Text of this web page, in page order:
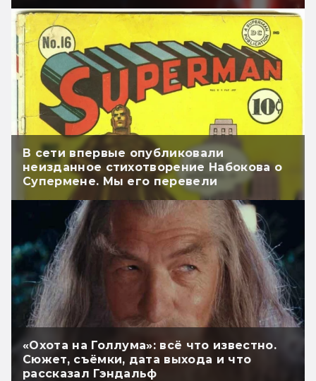
В сети впервые опубликовали
неизданное стихотворение Набокова о
Супермене. Мы его перевели
«Охота на Голлума»: всё что известно.
Сюжет, съёмки, дата выхода и что
рассказал Гэндальф